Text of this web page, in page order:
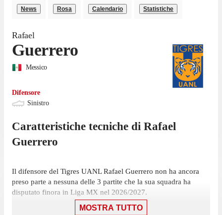
News Rosa Calendario Statistiche
Rafael
Guerrero
Messico
Difensore
Sinistro
Caratteristiche tecniche di Rafael
Guerrero
Il difensore del Tigres UANL Rafael Guerrero non ha ancora
preso parte a nessuna delle 3 partite che la sua squadra ha
disputato finora in Liga MX nel 2026/2027.
Il difensore ha collezionato la sua ultima presenza il 9 maggio
MOSTRA TUTTO